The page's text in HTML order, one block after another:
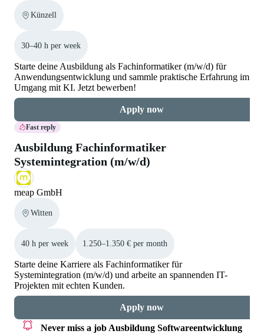
Künzell
30–40 h per week
Starte deine Ausbildung als Fachinformatiker (m/w/d) für
Anwendungsentwicklung und sammle praktische Erfahrung im
Umgang mit KI. Jetzt bewerben!
Apply now
Fast reply
Ausbildung Fachinformatiker
Systemintegration (m/w/d)
meap GmbH
Witten
40 h per week 1.250–1.350 € per month
Starte deine Karriere als Fachinformatiker für
Systemintegration (m/w/d) und arbeite an spannenden IT-
Projekten mit echten Kunden.
Apply now
Never miss a jobAusbildung Softwareentwicklung